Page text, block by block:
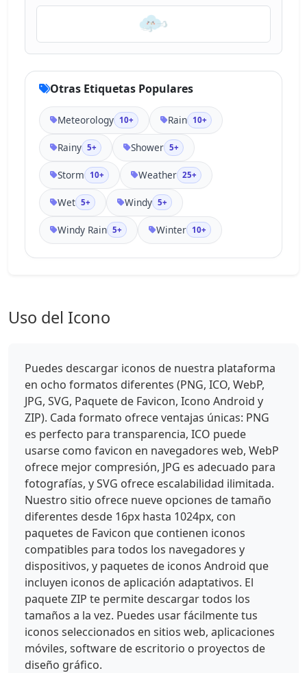
Otras Etiquetas Populares
Meteorology 10+ Rain 10+
Rainy 5+ Shower 5+
Storm 10+ Weather 25+
Wet 5+ Windy 5+
Windy Rain 5+ Winter 10+
Uso del Icono
Puedes descargar iconos de nuestra plataforma
en ocho formatos diferentes (PNG, ICO, WebP,
JPG, SVG, Paquete de Favicon, Icono Android y
ZIP). Cada formato ofrece ventajas únicas: PNG
es perfecto para transparencia, ICO puede
usarse como favicon en navegadores web, WebP
ofrece mejor compresión, JPG es adecuado para
fotografías, y SVG ofrece escalabilidad ilimitada.
Nuestro sitio ofrece nueve opciones de tamaño
diferentes desde 16px hasta 1024px, con
paquetes de Favicon que contienen iconos
compatibles para todos los navegadores y
dispositivos, y paquetes de iconos Android que
incluyen iconos de aplicación adaptativos. El
paquete ZIP te permite descargar todos los
tamaños a la vez. Puedes usar fácilmente tus
iconos seleccionados en sitios web, aplicaciones
móviles, software de escritorio o proyectos de
diseño gráfico.